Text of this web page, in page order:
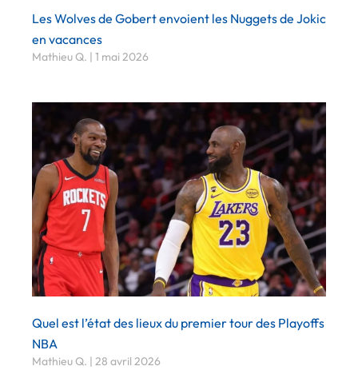
Les Wolves de Gobert envoient les Nuggets de Jokic
en vacances
Mathieu Q. 1 mai 2026
Quel est l’état des lieux du premier tour des Playoffs
NBA
Mathieu Q. 28 avril 2026